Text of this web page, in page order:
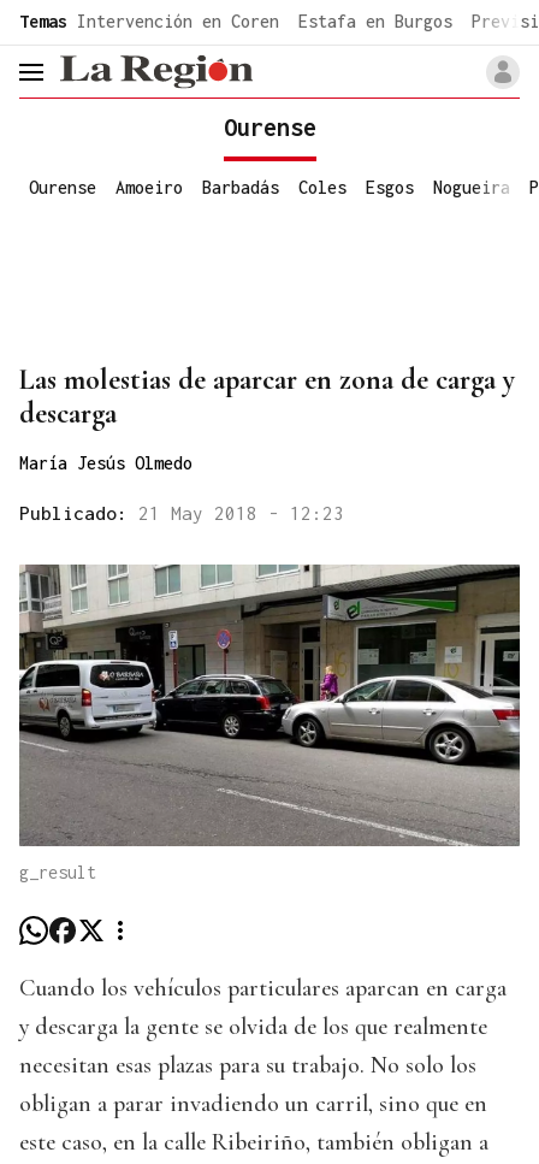
common.go-to-content
Temas Intervención en Coren Estafa en Burgos
header.menu.open
Ourense
Ourense Amoeiro Barbadás Coles Esgos Nogueira
Las molestias de aparcar en zona de carga y
descarga
María Jesús Olmedo
Publicado: 21 May 2018 - 12:23
g_result
Cuando los vehículos particulares aparcan en carga
y descarga la gente se olvida de los que realmente
necesitan esas plazas para su trabajo. No solo los
obligan a parar invadiendo un carril, sino que en
este caso, en la calle Ribeiriño, también obligan a